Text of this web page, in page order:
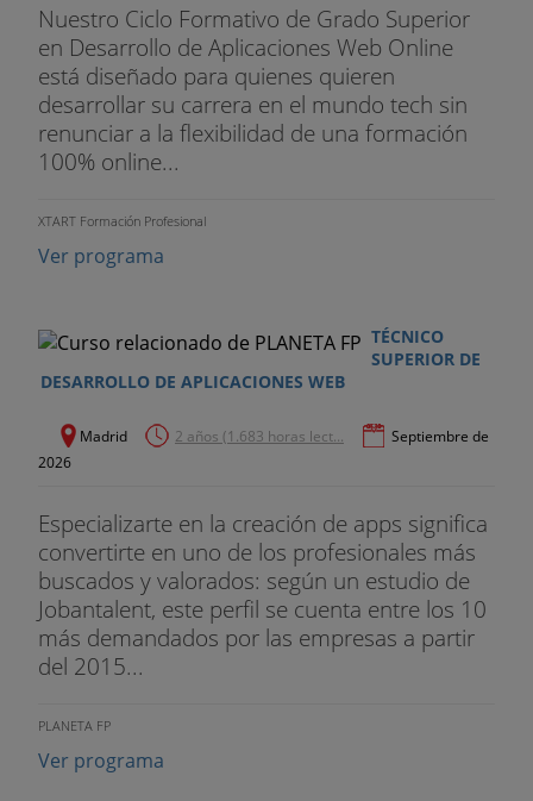
Nuestro Ciclo Formativo de Grado Superior
en Desarrollo de Aplicaciones Web Online
está diseñado para quienes quieren
desarrollar su carrera en el mundo tech sin
renunciar a la flexibilidad de una formación
100% online...
XTART Formación Profesional
Ver programa
TÉCNICO
SUPERIOR DE
DESARROLLO DE APLICACIONES WEB
Madrid 2 años (1.683 horas lect...
Septiembre de
2026
Especializarte en la creación de apps significa
convertirte en uno de los profesionales más
buscados y valorados: según un estudio de
Jobantalent, este perfil se cuenta entre los 10
más demandados por las empresas a partir
del 2015...
PLANETA FP
Ver programa